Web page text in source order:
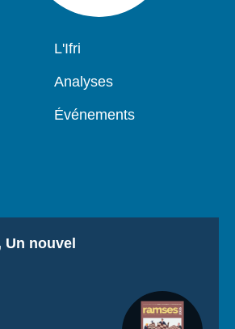
Navigation
L'Ifri
Analyses
Événements
Un nouvel